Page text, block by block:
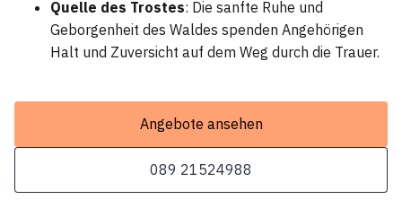
Quelle des Trostes: Die sanfte Ruhe und
Geborgenheit des Waldes spenden Angehörigen
Halt und Zuversicht auf dem Weg durch die Trauer.
Angebote ansehen
089 21524988